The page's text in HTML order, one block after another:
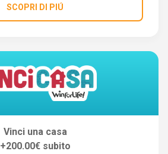
SCOPRI DI PIÚ
Vinci una casa
+200.00€ subito